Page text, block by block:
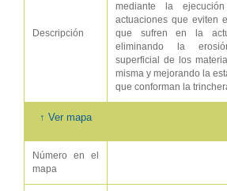
Descripción
mediante la
actuaciones que eviten
que sufren en la
eliminando la
superficial de los
misma y mejorando la
que conforman la
↑ Ver mapa
Número en el
mapa